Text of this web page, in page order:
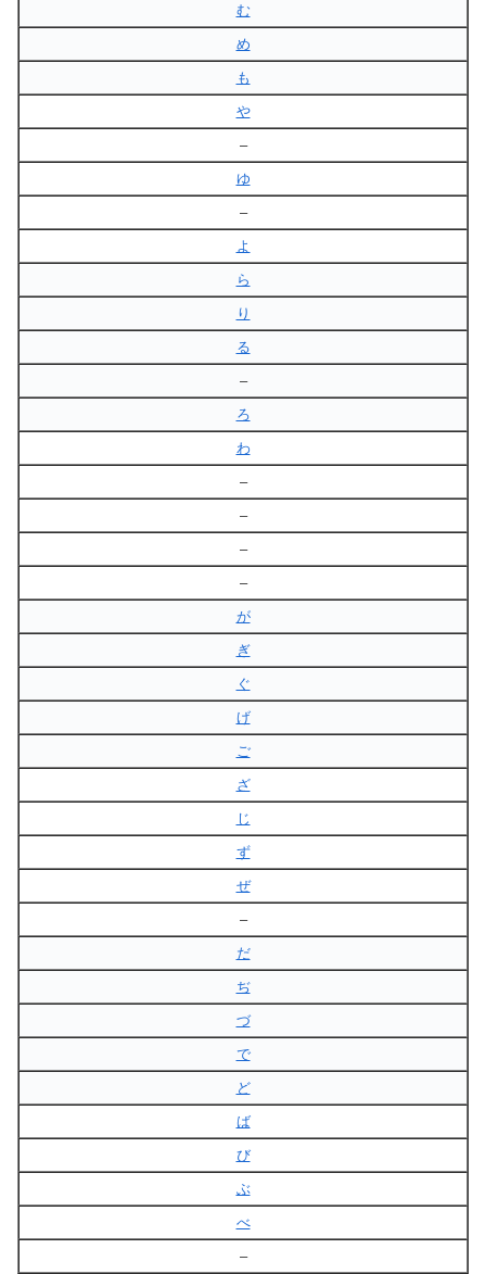
む
め
も
や
–
ゆ
–
よ
ら
り
る
–
ろ
わ
–
–
–
–
が
ぎ
ぐ
げ
ご
ざ
じ
ず
ぜ
–
だ
ぢ
づ
で
ど
ば
び
ぶ
べ
–